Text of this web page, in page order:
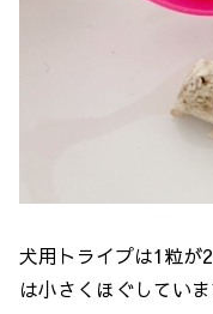
犬用トライプは1粒が
は小さくほぐしていま